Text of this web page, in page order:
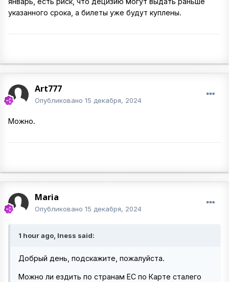
указанного срока, а билеты уже будут куплены.
Art777
Опубликовано 15 декабря, 2024
Можно.
Maria
Опубликовано 15 декабря, 2024
1 hour ago, Iness said:
Добрый день, подскажите, пожалуйста.
Можно ли ездить по странам ЕС по Карте сталего